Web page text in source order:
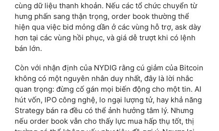
cùng dữ liệu thanh khoản. Nếu các tổ chức chuyển từ
hưng phấn sang thận trọng, order book thường thể
hiện qua việc bid mỏng dần ở các vùng hỗ trợ, ask dày
hơn tại các vùng hồi phục, và giá dễ trượt khi có lệnh
bán lớn.
Còn với nhận định của NYDIG rằng cú giảm của Bitcoin
không có một nguyên nhân duy nhất, đây là lời nhắc
quan trọng: đừng cố gán mọi biến động cho một tin. AI
hút vốn, IPO công nghệ, lo ngại lượng tử, hay khả năng
Strategy bán ra đều có thể ảnh hưởng tâm lý. Nhưng
nếu order book vẫn cho thấy lực mua hấp thụ tốt, thị